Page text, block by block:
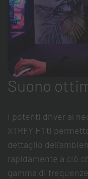
Suono
I potenti driver al
XTRFY H1 ti
dettaglio
rapidamente a ciò
gamma di